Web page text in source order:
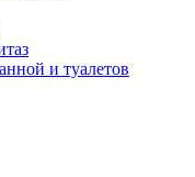
и туалетов